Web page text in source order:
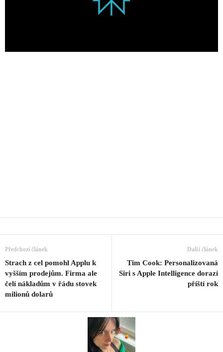
Předchozí článek
Strach z cel pomohl Applu k
vyšším prodejům. Firma ale
čelí nákladům v řádu stovek
milionů dolarů
Další článek
Tim Cook: Personalizovaná
Siri s Apple Intelligence dorazí
příští rok